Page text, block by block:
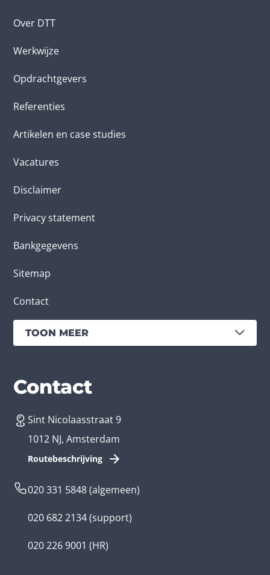
Over DTT
Werkwijze
Opdrachtgevers
Referenties
Artikelen en case studies
Vacatures
Disclaimer
Privacy statement
Bankgegevens
Sitemap
Contact
TOON MEER
Diensten
App laten maken
Branches
Bedrijfsapp
Contact
Sint Nicolaasstraat 9
1012 NJ, Amsterdam
Routebeschrijving
020 331 5848(algemeen)
020 682 2134(support)
020 226 9001 (HR)